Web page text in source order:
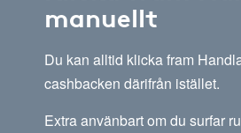
manuellt
Du kan alltid klicka fram
cashbacken därifrån istället.
Extra använbart om du surfar